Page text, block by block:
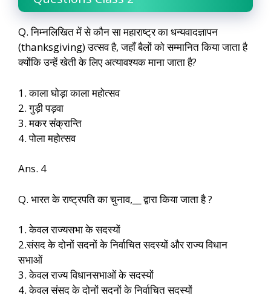
Q. निम्नलिखित में से कौन सा महाराष्ट्र का धन्यवादज्ञापन
(thanksgiving) उत्सव है, जहाँ बैलों को सम्मानित किया जाता है
क्योंकि उन्हें खेती के लिए अत्यावश्यक माना जाता है?
1. काला घोड़ा काला महोत्सव
2. गुड़ी पड़वा
3. मकर संक्रान्ति
4. पोला महोत्सव
Ans. 4
Q. भारत के राष्ट्रपति का चुनाव,__ द्वारा किया जाता है ?
1. केवल राज्यसभा के सदस्यों
2.संसद के दोनों सदनों के निर्वाचित सदस्यों और राज्य विधान
सभाओं
3. केवल राज्य विधानसभाओं के सदस्यों
4. केवल संसद के दोनों सदनों के निर्वाचित सदस्यों